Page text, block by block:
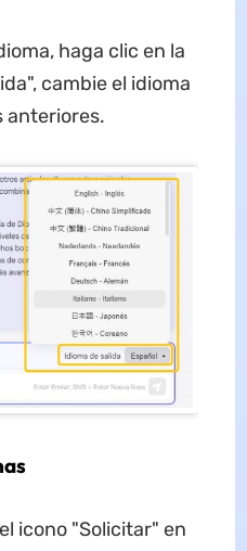
haga clic en la
cambie el idioma
anteriores.
icono "Solicitar" en